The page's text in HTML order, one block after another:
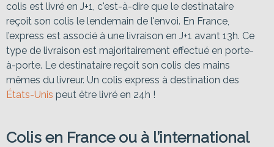
colis est livré en J+1, c'est-à-dire que le destinataire
reçoit son colis le lendemain de l'envoi. En France,
l’express est associé à une livraison en J+1 avant 13h. Ce
type de livraison est majoritairement effectué en porte-
à-porte. Le destinataire reçoit son colis des mains
mêmes du livreur. Un colis express à destination des
États-Unis peut être livré en 24h !
Colis en France ou à l’international